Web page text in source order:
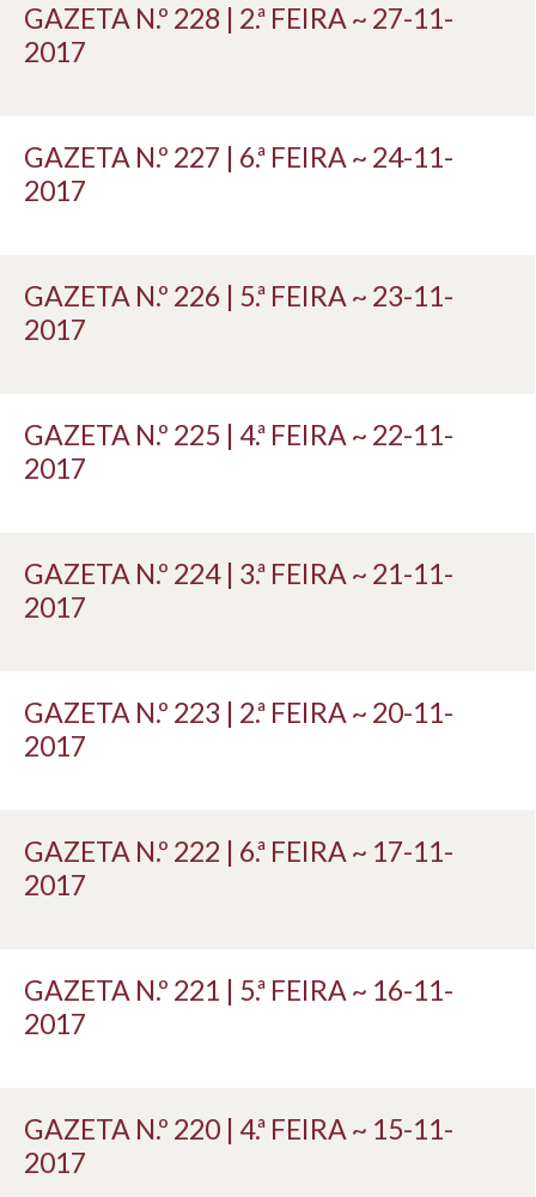
GAZETA N.º 228 | 2.ª FEIRA ~ 27-11-
2017
GAZETA N.º 227 | 6.ª FEIRA ~ 24-11-
2017
GAZETA N.º 226 | 5.ª FEIRA ~ 23-11-
2017
GAZETA N.º 225 | 4.ª FEIRA ~ 22-11-
2017
GAZETA N.º 224 | 3.ª FEIRA ~ 21-11-
2017
GAZETA N.º 223 | 2.ª FEIRA ~ 20-11-
2017
GAZETA N.º 222 | 6.ª FEIRA ~ 17-11-
2017
GAZETA N.º 221 | 5.ª FEIRA ~ 16-11-
2017
GAZETA N.º 220 | 4.ª FEIRA ~ 15-11-
2017